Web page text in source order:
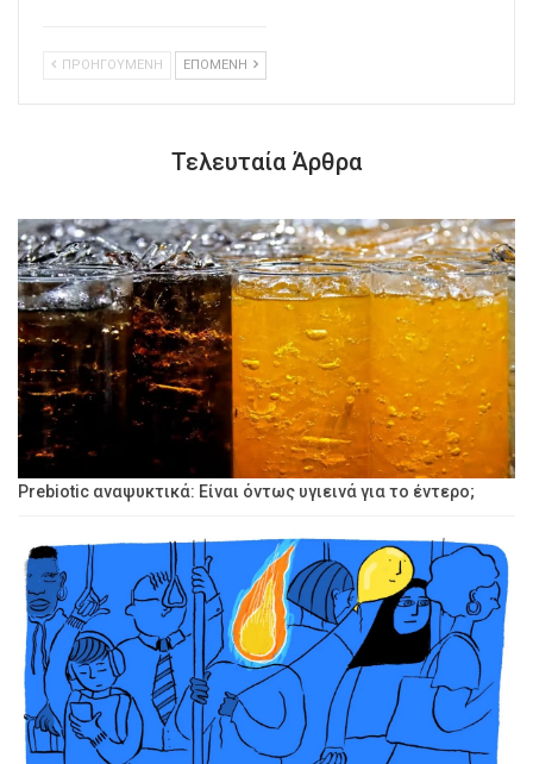
ΠΡΟΗΓΟΥΜΕΝΗ ΕΠΟΜΕΝΗ
Τελευταία Άρθρα
Prebiotic αναψυκτικά: Είναι όντως υγιεινά για το έντερο;